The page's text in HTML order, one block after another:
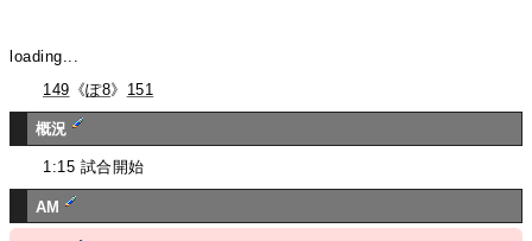
loading...
149 《ぽ8》 151
概況
1:15 試合開始
AM